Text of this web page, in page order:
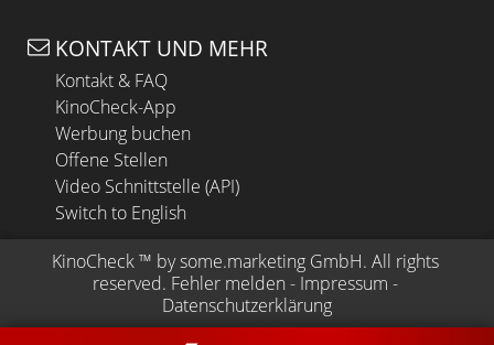
KONTAKT UND MEHR
Kontakt & FAQ
KinoCheck-App
Werbung buchen
Offene Stellen
Video Schnittstelle (API)
Switch to English
KinoCheck ™ by some.marketing GmbH. All rights
reserved. Fehler melden - Impressum -
Datenschutzerklärung